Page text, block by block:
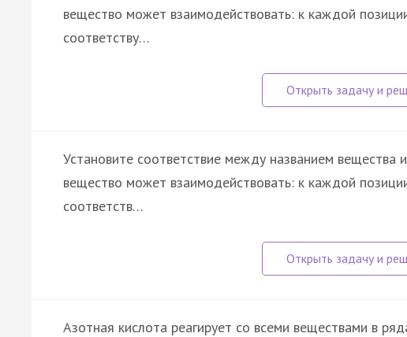
вещество может взаимодействовать: к каждой
соответству…
Установите соответствие между названием вещества
вещество может взаимодействовать: к каждой
соответств…
Азотная кислота реагирует со всеми веществами в